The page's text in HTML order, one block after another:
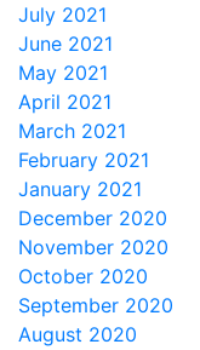
July 2021
June 2021
May 2021
April 2021
March 2021
February 2021
January 2021
December 2020
November 2020
October 2020
September 2020
August 2020